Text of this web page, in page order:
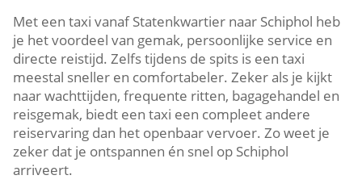
Met een taxi vanaf Statenkwartier naar Schiphol heb
je het voordeel van gemak, persoonlijke service en
directe reistijd. Zelfs tijdens de spits is een taxi
meestal sneller en comfortabeler. Zeker als je kijkt
naar wachttijden, frequente ritten, bagagehandel en
reisgemak, biedt een taxi een compleet andere
reiservaring dan het openbaar vervoer. Zo weet je
zeker dat je ontspannen én snel op Schiphol
arriveert.